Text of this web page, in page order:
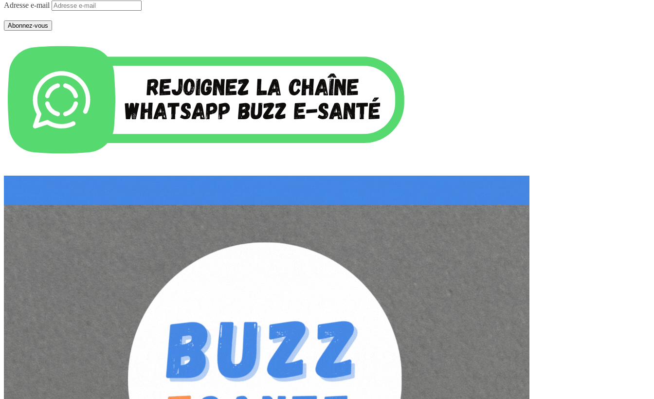
Adresse e-mail
Abonnez-vous